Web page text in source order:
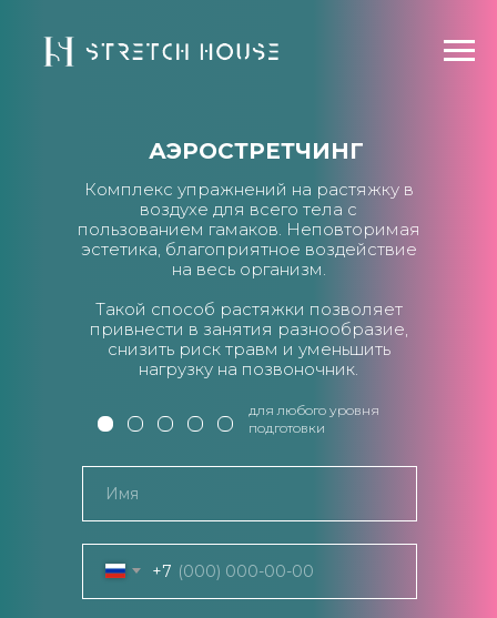
АЭРОСТРЕТЧИНГ
Комплекс упражнений на растяжку в
воздухе для всего тела с
пользованием гамаков. Неповторимая
эстетика, благоприятное воздействие
на весь организм.
Такой способ растяжки позволяет
привнести в занятия разнообразие,
снизить риск травм и уменьшить
нагрузку на позвоночник.
для любого уровня
подготовки
+7